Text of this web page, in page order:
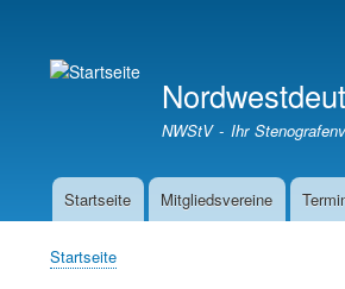
NWStV - Ihr
Hauptnavigation
Startseite Mitgliedsvereine
Pfadnavigation
Startseite